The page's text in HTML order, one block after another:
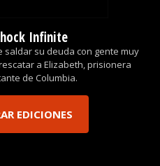
Infinite
saldar su deuda con gente muy
a Elizabeth, prisionera
de Columbia.
EDICIONES